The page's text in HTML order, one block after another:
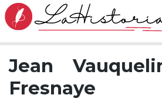
Jean
Fresnaye